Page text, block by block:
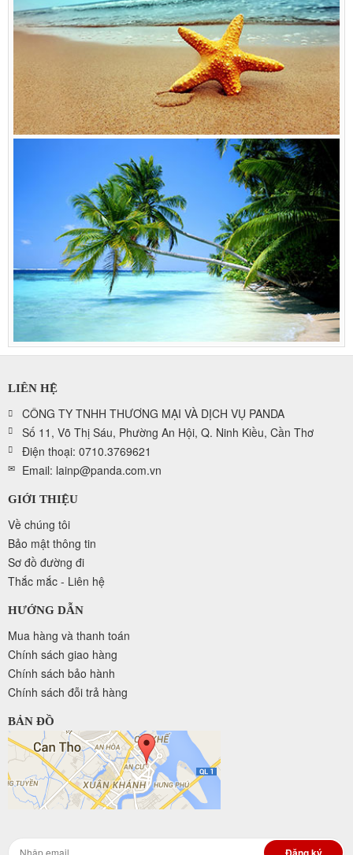
LIÊN HỆ
CÔNG TY TNHH THƯƠNG MẠI VÀ DỊCH VỤ PANDA
Số 11, Võ Thị Sáu, Phường An Hội, Q. Ninh Kiều, Cần Thơ
Điện thoại: 0710.3769621
Email: lainp@panda.com.vn
GIỚI THIỆU
Về chúng tôi
Bảo mật thông tin
Sơ đồ đường đi
Thắc mắc - Liên hệ
HƯỚNG DẪN
Mua hàng và thanh toán
Chính sách giao hàng
Chính sách bảo hành
Chính sách đỗi trả hàng
BẢN ĐỒ